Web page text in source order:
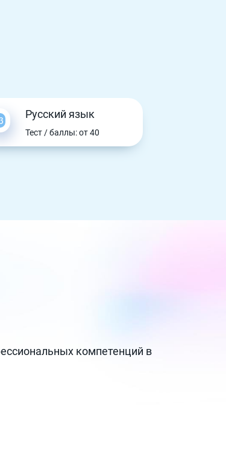
Русский язык
Тест / баллы: от 40
компетенций в